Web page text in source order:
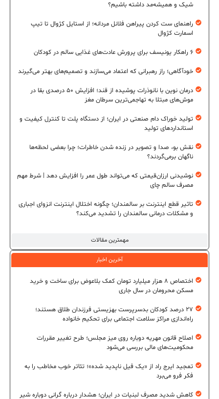
مهمترین مقالات
شیک و همیشه‌مد داشته باشیم؟
راهنمای ست کردن پیراهن فلانل مردانه؛ از استایل کژوال تا تیپ
اسمارت کژوال
۶ راهکار یونیسف برای پرورش عادت‌های غذایی سالم در کودکان
خودآگاهی؛ راز رهبرانی که اعتماد می‌سازند و تصمیم‌های بهتر می‌گیرند
درمان نوین با نانوذرات پوشیده از قند؛ افزایش ۵۰ درصدی بقا در
موش‌های مبتلا به تهاجمی‌ترین سرطان مغز
تولید خوراک دام صنعتی در ایران؛ از دستگاه پلت تا کنترل کیفیت و
استانداردهای تولید
نقش بو، صدا و تصویر در زنده شدن خاطرات؛ چرا بعضی لحظه‌ها
ناگهان برمی‌گردند؟
نوشیدنی ارزان‌قیمتی که می‌تواند طول عمر را افزایش دهد | شرط مهم
مصرف سالم چای
تاثیر قطع اینترنت بر سالمندان؛ چگونه اختلال اینترنت انزوای اجباری
و مشکلات درمانی سالمندان را تشدید می‌کند؟
آخرین اخبار
اختصاص ۸ هزار میلیارد تومان کمک بلاعوض برای ساخت و خرید
مسکن محرومان در سال جاری
۲۷ درصد کودکان بدسرپرست بهزیستی فرزندان طلاق هستند؛
راه‌اندازی مراکز سلامت اجتماعی برای تحکیم خانواده
اصلاح قانون مهریه دوباره روی میز مجلس؛ طرح تغییر مقررات
محکومیت‌های مالی بررسی می‌شود
تمجید ایرج راد از «یک فیل ناپدید شده»؛ تئاتر خوب مخاطب را به
فکر فرو می‌برد
کاهش شدید مصرف لبنیات در ایران؛ هشدار درباره گرانی دوباره شیر